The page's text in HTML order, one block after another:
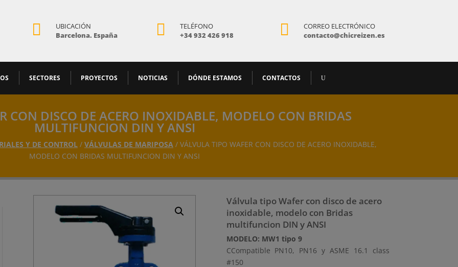

UBICACIÓN
Barcelona. España

TELÉFONO
+34 932 426 918

CORREO ELECTRÓNICO
contacto@chicreizen.es
SECTORES PROYECTOS NOTICIAS DÓNDE ESTAMOS CONTACTOS
CON DISCO DE ACERO INOXIDABLE, MODELO CON BRIDAS
MULTIFUNCION DIN Y ANSI
Y DE CONTROL / VÁLVULAS DE MARIPOSA / VÁLVULA TIPO WAFER CON DISCO DE ACERO INOXIDABLE,
MODELO CON BRIDAS MULTIFUNCION DIN Y ANSI
Válvula tipo Wafer con disco de acero
inoxidable, modelo con Bridas
multifuncion DIN y ANSI
MODELO: MW1 tipo 9
CCompatible PN10, PN16 y ASME 16.1 class
#150